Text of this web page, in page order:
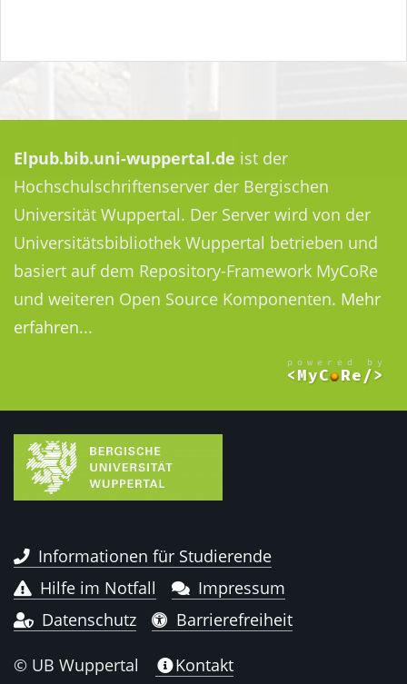
Elpub.bib.uni-wuppertal.de ist der
Hochschulschriftenserver der Bergischen
Universität Wuppertal. Der Server wird von der
Universitätsbibliothek Wuppertal betrieben und
basiert auf dem Repository-Framework MyCoRe
und weiteren Open Source Komponenten. Mehr
erfahren...
Informationen für Studierende
Hilfe im Notfall
Impressum
Datenschutz
Barrierefreiheit
© UB Wuppertal
Kontakt